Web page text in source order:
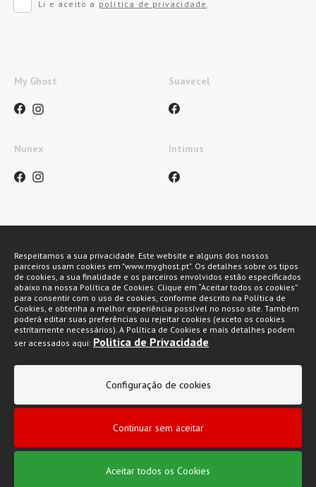
Li e aceito a política de privacidade
My Ghost Suavecel
Nunex Intimus
Métodos de pagamento
Condições gerais de venda
Respeitamos a sua privacidade. Este website e alguns dos nossos
parceiros usam cookies em "www.myghost.pt". Os detalhes sobre os tipos
de cookies, a sua finalidade e os parceiros envolvidos estão especificados
abaixo na nossa Política de Cookies. Clique em “Aceitar todos os cookies”
para consentir com o uso de cookies, conforme descrito na Política de
Cookies, e obtenha a melhor experiência possível no nosso site. Também
poderá editar suas preferências ou rejeitar cookies (exceto os cookies
estritamente necessários). A Política de Cookies e mais detalhes podem
ser acessados aqui: Politica de Privacidade
Configuração de cookies
Continuar sem aceitar
Aceitar todos os Cookies